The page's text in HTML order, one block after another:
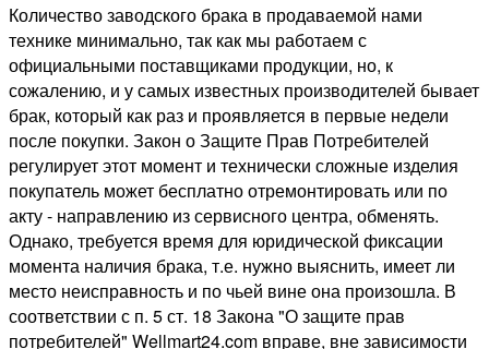
Количество заводского брака в продаваемой нами
технике минимально, так как мы работаем с
официальными поставщиками продукции, но, к
сожалению, и у самых известных производителей бывает
брак, который как раз и проявляется в первые недели
после покупки. Закон о Защите Прав Потребителей
регулирует этот момент и технически сложные изделия
покупатель может бесплатно отремонтировать или по
акту - направлению из сервисного центра, обменять.
Однако, требуется время для юридической фиксации
момента наличия брака, т.е. нужно выяснить, имеет ли
место неисправность и по чьей вине она произошла. В
соответствии с п. 5 ст. 18 Закона "О защите прав
потребителей" Wellmart24.com вправе, вне зависимости